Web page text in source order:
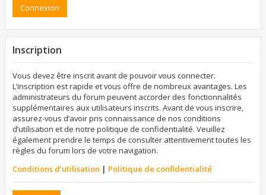
Inscription
Vous devez être inscrit avant de pouvoir vous connecter.
L’inscription est rapide et vous offre de nombreux avantages. Les
administrateurs du forum peuvent accorder des fonctionnalités
supplémentaires aux utilisateurs inscrits. Avant de vous inscrire,
assurez-vous d’avoir pris connaissance de nos conditions
d’utilisation et de notre politique de confidentialité. Veuillez
également prendre le temps de consulter attentivement toutes les
règles du forum lors de votre navigation.
Conditions d’utilisation | Politique de confidentialité